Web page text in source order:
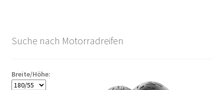
Suche nach Motorradreifen
Breite/Höhe: